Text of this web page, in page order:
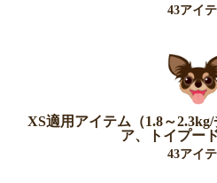
43アイ
XS適用アイテム（1.8～
ア、トイプー
43アイ